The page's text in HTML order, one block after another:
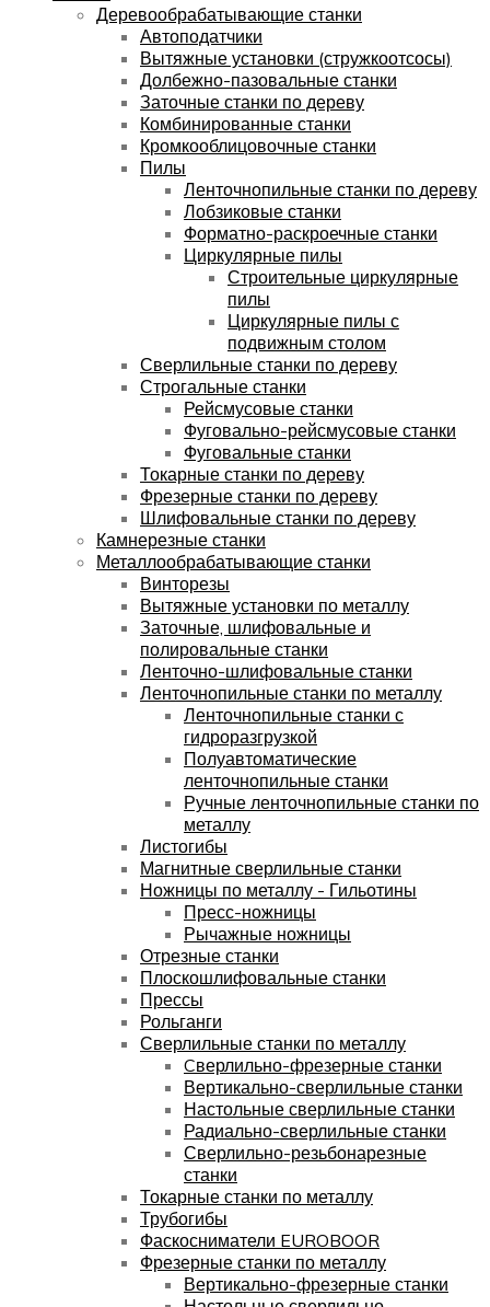
Деревообрабатывающие станки
Автоподатчики
Вытяжные установки (стружкоотсосы)
Долбежно-пазовальные станки
Заточные станки по дереву
Комбинированные станки
Кромкооблицовочные станки
Пилы
Ленточнопильные станки по дереву
Лобзиковые станки
Форматно-раскроечные станки
Циркулярные пилы
Строительные циркулярные
пилы
Циркулярные пилы с
подвижным столом
Сверлильные станки по дереву
Строгальные станки
Рейсмусовые станки
Фуговально-рейсмусовые станки
Фуговальные станки
Токарные станки по дереву
Фрезерные станки по дереву
Шлифовальные станки по дереву
Камнерезные станки
Металлообрабатывающие станки
Винторезы
Вытяжные установки по металлу
Заточные, шлифовальные и
полировальные станки
Ленточно-шлифовальные станки
Ленточнопильные станки по металлу
Ленточнопильные станки с
гидроразгрузкой
Полуавтоматические
ленточнопильные станки
Ручные ленточнопильные станки по
металлу
Листогибы
Магнитные сверлильные станки
Ножницы по металлу - Гильотины
Пресс-ножницы
Рычажные ножницы
Отрезные станки
Плоскошлифовальные станки
Прессы
Рольганги
Сверлильные станки по металлу
Cверлильно-фрезерные станки
Вертикально-сверлильные станки
Настольные сверлильные станки
Радиально-сверлильные станки
Сверлильно-резьбонарезные
станки
Токарные станки по металлу
Трубогибы
Фаскосниматели EUROBOOR
Фрезерные станки по металлу
Вертикально-фрезерные станки